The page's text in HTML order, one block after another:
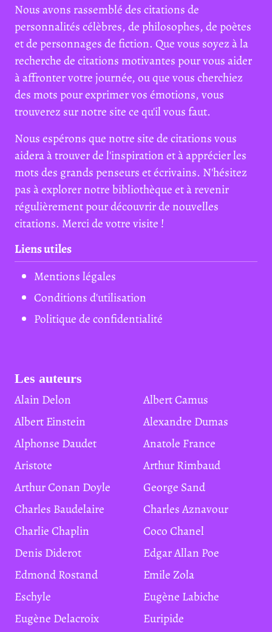
Nous avons rassemblé des citations de
personnalités célèbres, de philosophes, de poètes
et de personnages de fiction. Que vous soyez à la
recherche de citations motivantes pour vous aider
à affronter votre journée, ou que vous cherchiez
des mots pour exprimer vos émotions, vous
trouverez sur notre site ce qu'il vous faut.
Nous espérons que notre site de citations vous
aidera à trouver de l'inspiration et à apprécier les
mots des grands penseurs et écrivains. N'hésitez
pas à explorer notre bibliothèque et à revenir
régulièrement pour découvrir de nouvelles
citations. Merci de votre visite !
Liens utiles
Mentions légales
Conditions d'utilisation
Politique de confidentialité
Les auteurs
Alain Delon
Albert Camus
Albert Einstein
Alexandre Dumas
Alphonse Daudet
Anatole France
Aristote
Arthur Rimbaud
Arthur Conan Doyle
George Sand
Charles Baudelaire
Charles Aznavour
Charlie Chaplin
Coco Chanel
Denis Diderot
Edgar Allan Poe
Edmond Rostand
Emile Zola
Eschyle
Eugène Labiche
Eugène Delacroix
Euripide